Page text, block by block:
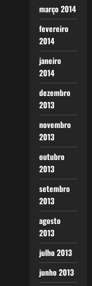
março 2014
fevereiro
2014
janeiro
2014
dezembro
2013
novembro
2013
outubro
2013
setembro
2013
agosto
2013
julho 2013
junho 2013